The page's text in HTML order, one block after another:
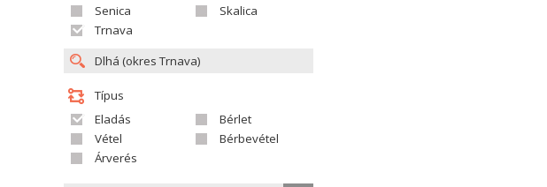
Senica
Skalica
Trnava
Típus
Eladás
Bérlet
Vétel
Bérbevétel
Árverés